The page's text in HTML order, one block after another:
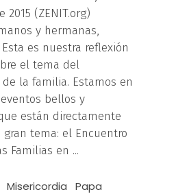
(ZENIT.org)
y hermanas,
Esta es nuestra reflexión
el tema del
la familia. Estamos en
bellos y
están directamente
tema: el Encuentro
Familias en
Misericordia Papa